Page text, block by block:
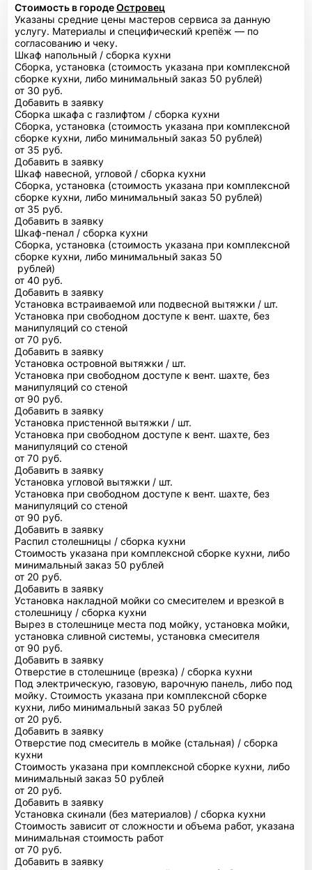
Стоимость в городеОстровец
Указаны средние цены мастеров сервиса за данную
услугу. Материалы и специфический крепёж — по
согласованию и чеку.
Шкаф напольный / сборка кухни
Сборка, установка (стоимость указана при комплексной
сборке кухни, либо минимальный заказ 50 рублей)
от 30 руб.
Добавить в заявку
Сборка шкафа с газлифтом / сборка кухни
Сборка, установка (стоимость указана при комплексной
сборке кухни, либо минимальный заказ 50 рублей)
от 35 руб.
Добавить в заявку
Шкаф навесной, угловой / сборка кухни
Сборка, установка (стоимость указана при комплексной
сборке кухни, либо минимальный заказ 50 рублей)
от 35 руб.
Добавить в заявку
Шкаф-пенал / сборка кухни
Сборка, установка (стоимость указана при комплексной
сборке кухни, либо минимальный заказ 50
рублей)
от 40 руб.
Добавить в заявку
Установка встраиваемой или подвесной вытяжки / шт.
Установка при свободном доступе к вент. шахте, без
манипуляций со стеной
от 70 руб.
Добавить в заявку
Установка островной вытяжки / шт.
Установка при свободном доступе к вент. шахте, без
манипуляций со стеной
от 90 руб.
Добавить в заявку
Установка пристенной вытяжки / шт.
Установка при свободном доступе к вент. шахте, без
манипуляций со стеной
от 70 руб.
Добавить в заявку
Установка угловой вытяжки / шт.
Установка при свободном доступе к вент. шахте, без
манипуляций со стеной
от 90 руб.
Добавить в заявку
Распил столешницы / сборка кухни
Стоимость указана при комплексной сборке кухни, либо
минимальный заказ 50 рублей
от 20 руб.
Добавить в заявку
Установка накладной мойки со смесителем и врезкой в
столешницу / сборка кухни
Вырез в столешнице места под мойку, установка мойки,
установка сливной системы, установка смесителя
от 90 руб.
Добавить в заявку
Отверстие в столешнице (врезка) / сборка кухни
Под электрическую, газовую, варочную панель, либо под
мойку. Стоимость указана при комплексной сборке
кухни, либо минимальный заказ 50 рублей
от 20 руб.
Добавить в заявку
Отверстие под смеситель в мойке (стальная) / сборка
кухни
Стоимость указана при комплексной сборке кухни, либо
минимальный заказ 50 рублей
от 20 руб.
Добавить в заявку
Установка скинали (без материалов) / сборка кухни
Стоимость зависит от сложности и объема работ, указана
минимальная стоимость работ
от 70 руб.
Добавить в заявку